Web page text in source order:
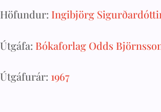
Höfundur: Ingibjörg
Útgáfa: Bókaforlag Odds
Útgáfurár: 1967